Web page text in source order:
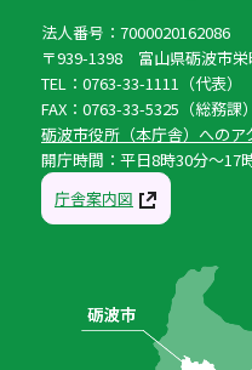
法人番号：7000020162086
〒939-1398 富山県砺波市栄
TEL：0763-33-1111（代表）
FAX：0763-33-5325（総務課）
砺波市役所（本庁舎）へのア
開庁時間：平日8時30分〜17
庁舎案内図